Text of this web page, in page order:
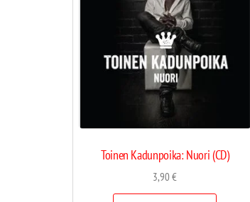
Toinen Kadunpoika: Nuori (CD)
3,90€